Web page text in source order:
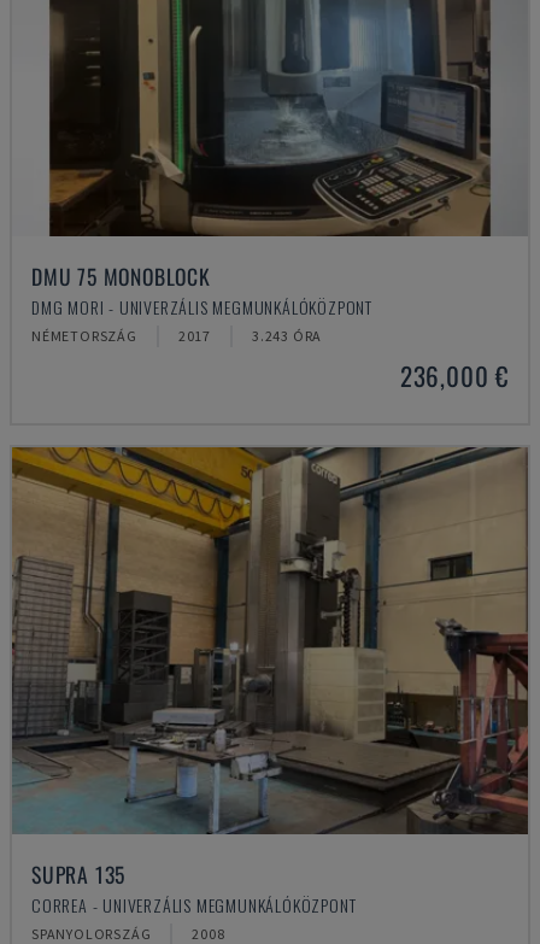
DMU 75 MONOBLOCK
DMG MORI - UNIVERZÁLIS MEGMUNKÁLÓKÖZPONT
NÉMETORSZÁG 2017 3.243 ÓRA
236,000 €
SUPRA 135
CORREA - UNIVERZÁLIS MEGMUNKÁLÓKÖZPONT
SPANYOLORSZÁG 2008